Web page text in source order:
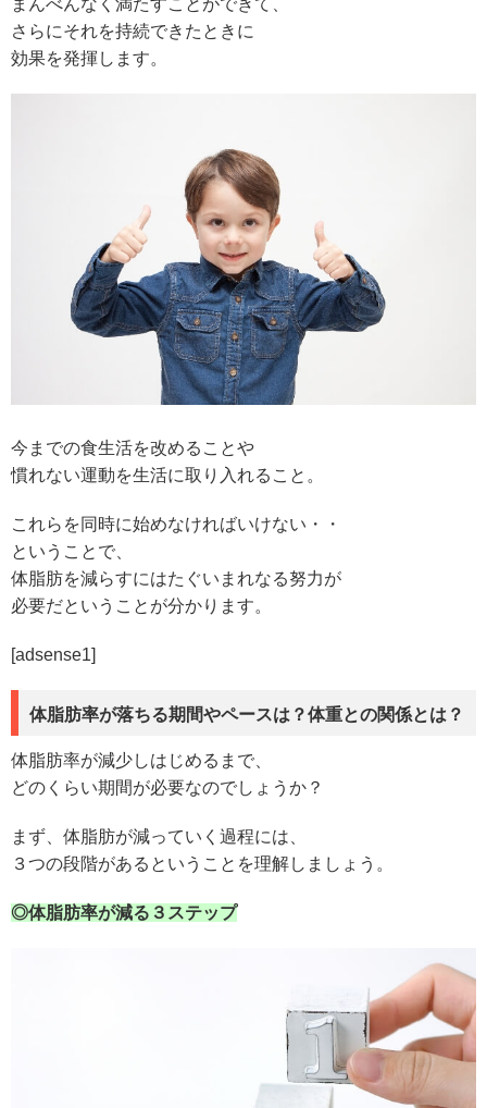
まんべんなく満たすことができて、
さらにそれを持続できたときに
効果を発揮します。
今までの食生活を改めることや
慣れない運動を生活に取り入れること。
これらを同時に始めなければいけない・・
ということで、
体脂肪を減らすにはたぐいまれなる努力が
必要だということが分かります。
[adsense1]
体脂肪率が落ちる期間やペースは？体重との関係とは？
体脂肪率が減少しはじめるまで、
どのくらい期間が必要なのでしょうか？
まず、体脂肪が減っていく過程には、
３つの段階があるということを理解しましょう。
◎体脂肪率が減る３ステップ